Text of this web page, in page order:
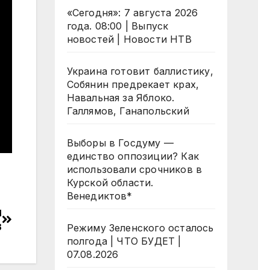
«Сегодня»: 7 августа 2026
года. 08:00 | Выпуск
новостей | Новости НТВ
Украина готовит баллистику,
Собянин предрекает крах,
Навальная за Яблоко.
Галлямов, Ганапольский
Выборы в Госдуму —
единство оппозиции? Как
использовали срочников в
Курской области.
Венедиктов*
Режиму Зеленского осталось
полгода | ЧТО БУДЕТ |
07.08.2026